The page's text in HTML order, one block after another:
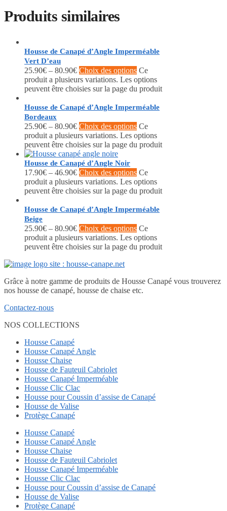
Produits similaires
Housse de Canapé d’Angle Imperméable
Vert D’eau
25.90€ – 80.90€ Choix des options Ce
produit a plusieurs variations. Les options
peuvent être choisies sur la page du produit
Housse de Canapé d’Angle Imperméable
Bordeaux
25.90€ – 80.90€ Choix des options Ce
produit a plusieurs variations. Les options
peuvent être choisies sur la page du produit
Housse de Canapé d’Angle Noir
17.90€ – 46.90€ Choix des options Ce
produit a plusieurs variations. Les options
peuvent être choisies sur la page du produit
Housse de Canapé d’Angle Imperméable
Beige
25.90€ – 80.90€ Choix des options Ce
produit a plusieurs variations. Les options
peuvent être choisies sur la page du produit
Grâce à notre gamme de produits de Housse Canapé vous trouverez
nos housse de canapé, housse de chaise etc.
Contactez-nous
NOS COLLECTIONS
Housse Canapé
Housse Canapé Angle
Housse Chaise
Housse de Fauteuil Cabriolet
Housse Canapé Imperméable
Housse Clic Clac
Housse pour Coussin d’assise de Canapé
Housse de Valise
Protège Canapé
Housse Canapé
Housse Canapé Angle
Housse Chaise
Housse de Fauteuil Cabriolet
Housse Canapé Imperméable
Housse Clic Clac
Housse pour Coussin d’assise de Canapé
Housse de Valise
Protège Canapé